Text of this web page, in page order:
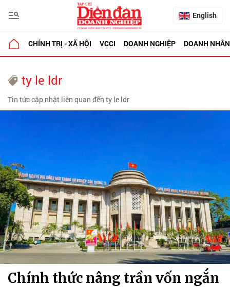
English
CHÍNH TRỊ - XÃ HỘI VCCI DOANH NGHIỆP DOANH NHÂN
ty le ldr
Tin tức cập nhật liên quan đến ty le ldr
Chính thức nâng trần vốn ngắn